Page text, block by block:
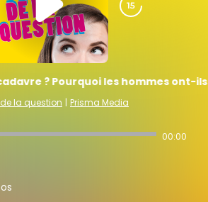
? Pourquoi les hommes ont-ils
la question | Prisma Media
00:00